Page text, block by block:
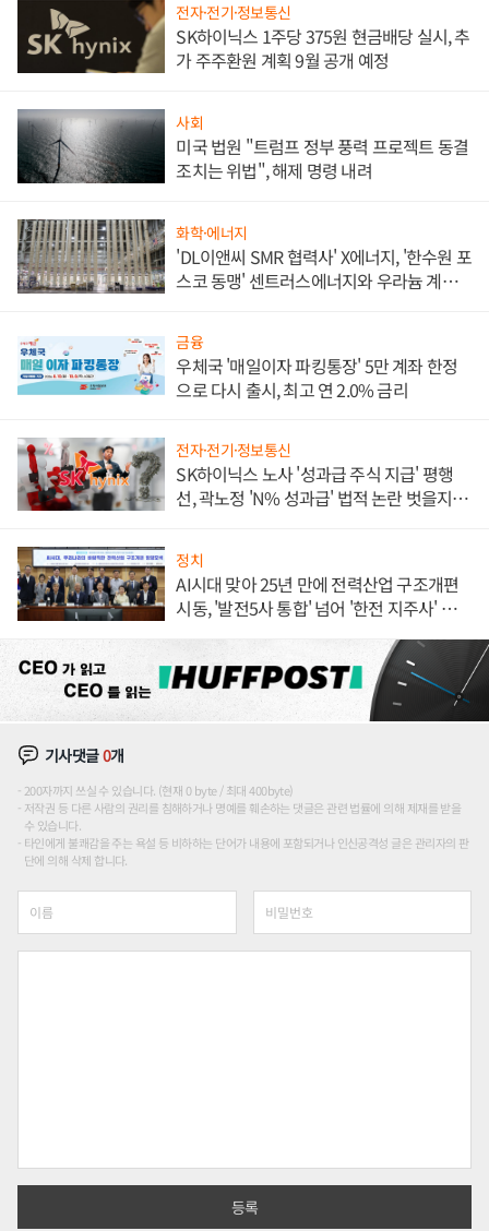
전자·전기·정보통신
SK하이닉스 1주당 375원 현금배당 실시, 추
가 주주환원 계획 9월 공개 예정
사회
미국 법원 "트럼프 정부 풍력 프로젝트 동결
조치는 위법", 해제 명령 내려
화학·에너지
'DL이앤씨 SMR 협력사' X에너지, '한수원 포
스코 동맹' 센트러스에너지와 우라늄 계약
금융
우체국 '매일이자 파킹통장' 5만 계좌 한정
으로 다시 출시, 최고 연 2.0% 금리
전자·전기·정보통신
SK하이닉스 노사 '성과급 주식 지급' 평행
선, 곽노정 'N% 성과급' 법적 논란 벗을지 주
정치
AI시대 맞아 25년 만에 전력산업 구조개편
시동, '발전5사 통합' 넘어 '한전 지주사' 재편
기사댓글0개
200자까지 쓰실 수 있습니다. (현재 0 byte / 최대 400byte)
저작권 등 다른 사람의 권리를 침해하거나 명예를 훼손하는 댓글은 관련 법률에 의해 제재를 받을
수 있습니다.
타인에게 불쾌감을 주는 욕설 등 비하하는 단어가 내용에 포함되거나 인신공격성 글은 관리자의 판
단에 의해 삭제 합니다.